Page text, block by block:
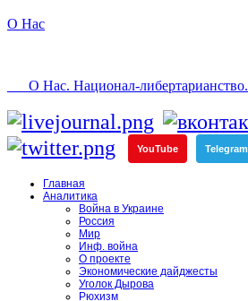
О Нас
О Нас. Национал-либертарианство.
YouTube Telegram
Главная
Аналитика
Война в Украине
Россия
Мир
Инф. война
О проекте
Экономические дайджесты
Уголок Дырова
Рюхизм